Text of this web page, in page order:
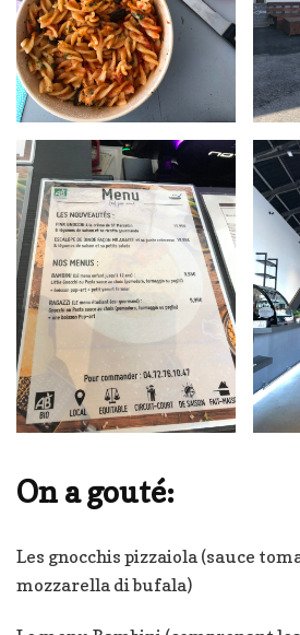
On a gouté:
Les gnocchis pizzaiola (sauce
mozzarella di bufala)